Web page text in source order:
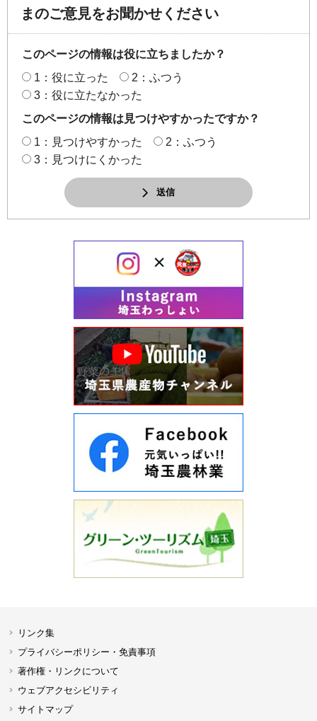
まのご意見をお聞かせください
このページの情報は役に立ちましたか？
1：役に立った
2：ふつう
3：役に立たなかった
このページの情報は見つけやすかったですか？
1：見つけやすかった
2：ふつう
3：見つけにくかった
送信
リンク集
プライバシーポリシー・免責事項
著作権・リンクについて
ウェブアクセシビリティ
サイトマップ